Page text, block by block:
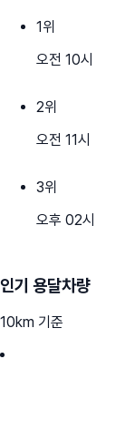
1위
오전 10시
2위
오전 11시
3위
오후 02시
인기 용달차량
10km 기준